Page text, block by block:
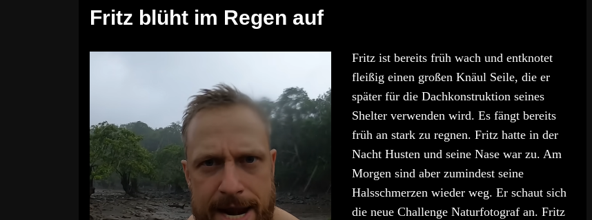
Fritz blüht im Regen auf
Fritz ist bereits früh wach und entknotet
fleißig einen großen Knäul Seile, die er
später für die Dachkonstruktion seines
Shelter verwenden wird. Es fängt bereits
früh an stark zu regnen. Fritz hatte in der
Nacht Husten und seine Nase war zu. Am
Morgen sind aber zumindest seine
Halsschmerzen wieder weg. Er schaut sich
die neue Challenge Naturfotograf an. Fritz